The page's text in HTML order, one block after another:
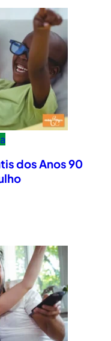
dos Anos 90